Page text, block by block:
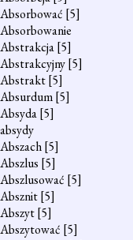
Absorbować [5]
Absorbowanie
Abstrakcja[5]
Abstrakcyjny[5]
Abstrakt[5]
Absurdum[5]
Absyda[5]
absydy
Abszach[5]
Abszlus [5]
Abszlusować [5]
Absznit[5]
Abszyt[5]
Abszytować [5]